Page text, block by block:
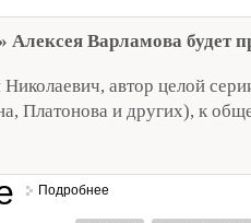
Алексея Варламова будет
Николаевич, автор целой
Платонова и других), к
Подробнее